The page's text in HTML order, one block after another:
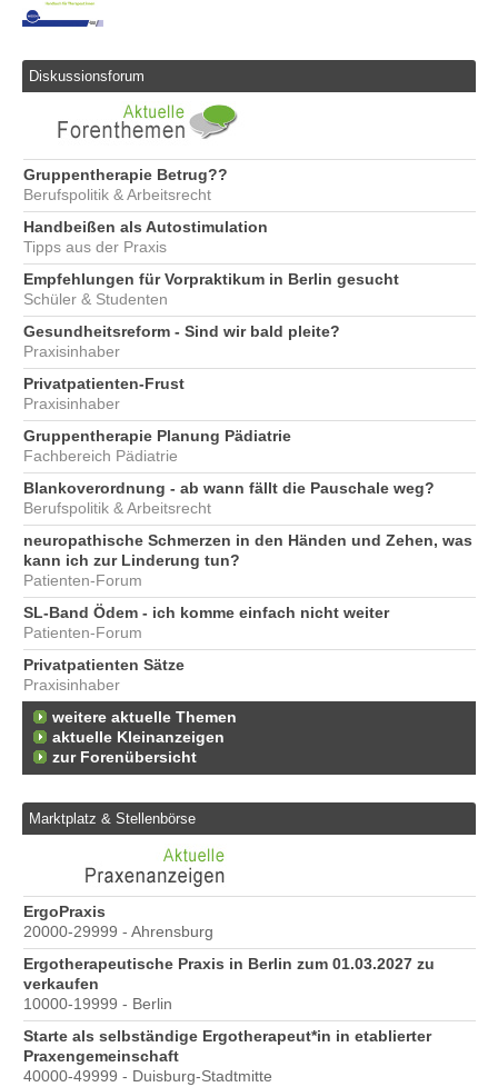
Diskussionsforum
Gruppentherapie Betrug??
Berufspolitik & Arbeitsrecht
Handbeißen als Autostimulation
Tipps aus der Praxis
Empfehlungen für Vorpraktikum in Berlin gesucht
Schüler & Studenten
Gesundheitsreform - Sind wir bald pleite?
Praxisinhaber
Privatpatienten-Frust
Praxisinhaber
Gruppentherapie Planung Pädiatrie
Fachbereich Pädiatrie
Blankoverordnung - ab wann fällt die Pauschale weg?
Berufspolitik & Arbeitsrecht
neuropathische Schmerzen in den Händen und Zehen, was
kann ich zur Linderung tun?
Patienten-Forum
SL-Band Ödem - ich komme einfach nicht weiter
Patienten-Forum
Privatpatienten Sätze
Praxisinhaber
weitere aktuelle Themen
aktuelle Kleinanzeigen
zur Forenübersicht
Marktplatz & Stellenbörse
ErgoPraxis
20000-29999 - Ahrensburg
Ergotherapeutische Praxis in Berlin zum 01.03.2027 zu
verkaufen
10000-19999 - Berlin
Starte als selbständige Ergotherapeut*in in etablierter
Praxengemeinschaft
40000-49999 - Duisburg-Stadtmitte